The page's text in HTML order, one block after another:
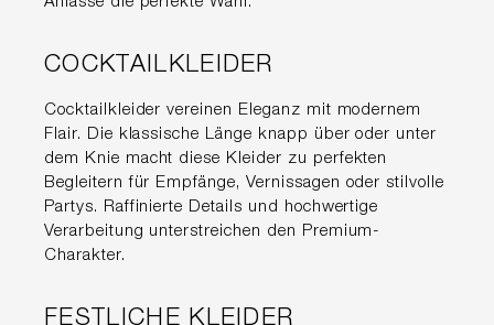
COCKTAILKLEIDER
Cocktailkleider vereinen Eleganz mit modernem
Flair. Die klassische Länge knapp über oder unter
dem Knie macht diese Kleider zu perfekten
Begleitern für Empfänge, Vernissagen oder stilvolle
Partys. Raffinierte Details und hochwertige
Verarbeitung unterstreichen den Premium-
Charakter.
FESTLICHE KLEIDER